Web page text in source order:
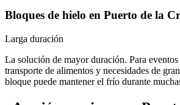
Bloques de hielo en Puerto de la
Larga duración
La solución de mayor duración. Para
transporte de alimentos y necesidades de
bloque puede mantener el frío durante